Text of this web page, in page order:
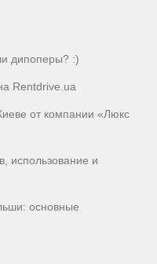
дипоперы? :)
Rentdrive.ua
от компании «Люкс
использование и
основные